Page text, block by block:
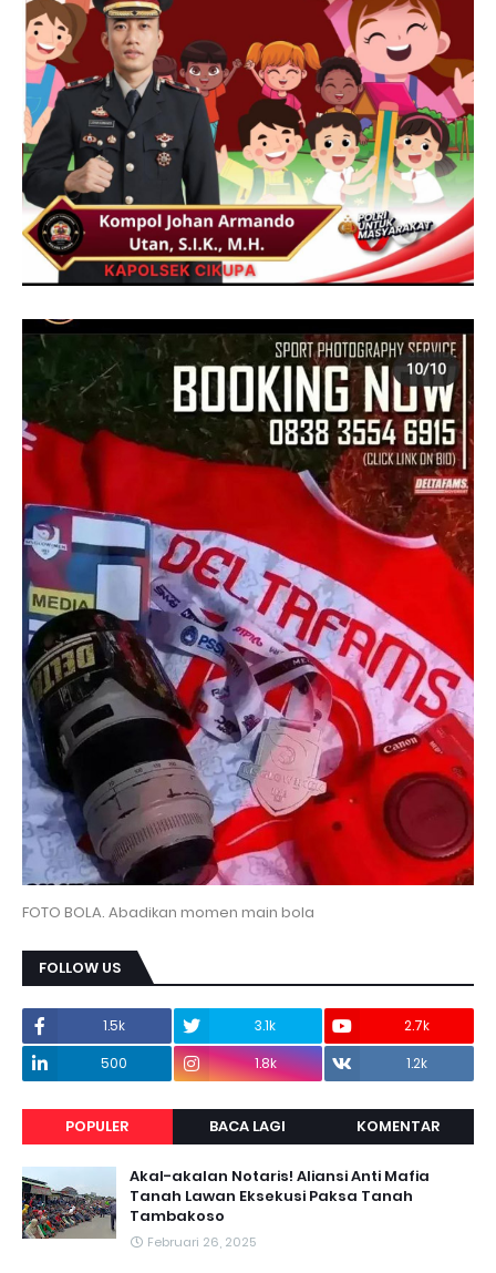
FOTO BOLA. Abadikan momen main bola
FOLLOW US
1.5k 3.1k
2.7k
500
1.8k 1.2k
POPULER BACA LAGI KOMENTAR
Akal-akalan Notaris! Aliansi Anti Mafia
Tanah Lawan Eksekusi Paksa Tanah
Tambakoso
Februari 26, 2025